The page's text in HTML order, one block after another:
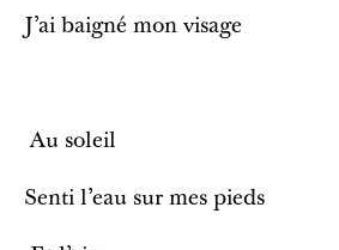
J’ai baigné mon visage
Au soleil
Senti l’eau sur mes pieds